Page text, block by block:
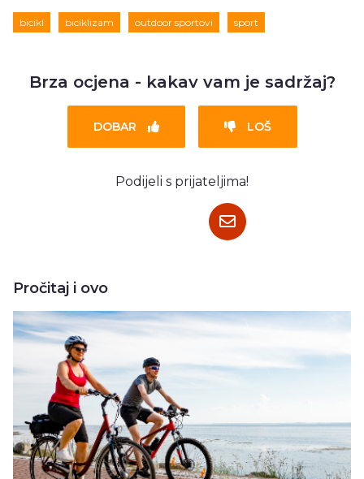
bicikl biciklizam outdoor sportovi sport
Brza ocjena - kakav vam je sadržaj?
DOBAR LOŠ
Podijeli s prijateljima!
Pročitaj i ovo